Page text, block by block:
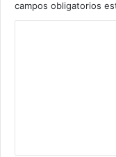
campos obligatorios